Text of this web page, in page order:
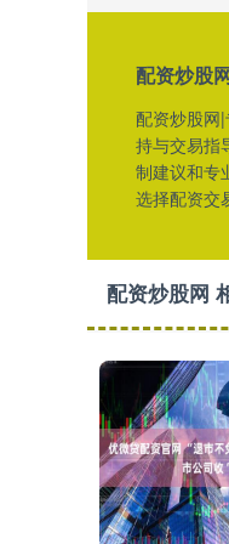
配资炒股
配资炒股网
持与交易指
制建议和专
选择配资交
配资炒股网